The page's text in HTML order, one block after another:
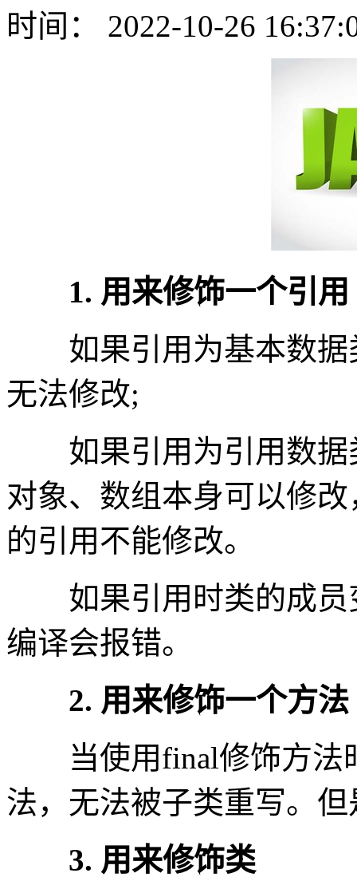
时间： 2022-10-26
1. 用来修饰一个引用
如果引用为基本数据
无法修改;
如果引用为引用数据
对象、数组本身可以修
的引用不能修改。
如果引用时类的成员
编译会报错。
2. 用来修饰一个方法
当使用final修饰方法
法，无法被子类重写。
3. 用来修饰类